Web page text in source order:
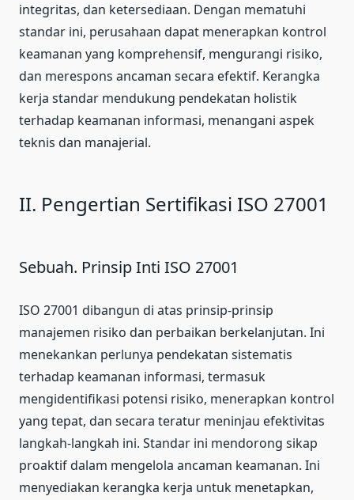
integritas, dan ketersediaan. Dengan mematuhi
standar ini, perusahaan dapat menerapkan kontrol
keamanan yang komprehensif, mengurangi risiko,
dan merespons ancaman secara efektif. Kerangka
kerja standar mendukung pendekatan holistik
terhadap keamanan informasi, menangani aspek
teknis dan manajerial.
II. Pengertian Sertifikasi ISO 27001
Sebuah. Prinsip Inti ISO 27001
ISO 27001 dibangun di atas prinsip-prinsip
manajemen risiko dan perbaikan berkelanjutan. Ini
menekankan perlunya pendekatan sistematis
terhadap keamanan informasi, termasuk
mengidentifikasi potensi risiko, menerapkan kontrol
yang tepat, dan secara teratur meninjau efektivitas
langkah-langkah ini. Standar ini mendorong sikap
proaktif dalam mengelola ancaman keamanan. Ini
menyediakan kerangka kerja untuk menetapkan,